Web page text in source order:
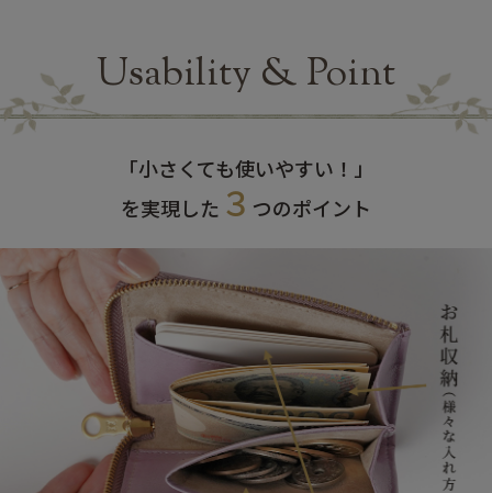
Usability & Point
「小さくても使いやすい！」
を実現した ３ つのポイント